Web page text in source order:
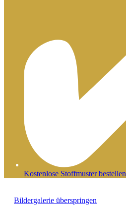
Kostenlose Stoffmuster bestellen
Bildergalerie überspringen